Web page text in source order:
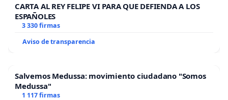
CARTA AL REY FELIPE VI PARA QUE DEFIENDA A LOS
ESPAÑOLES
3 330 firmas
Aviso de transparencia
Salvemos Medussa: movimiento ciudadano "Somos
Medussa"
1 117 firmas